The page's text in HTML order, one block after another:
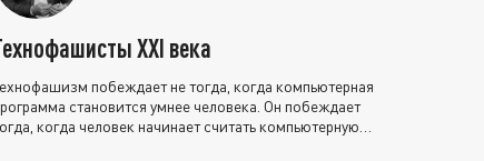
XXI века
побеждает не тогда, когда компьютерная
становится умнее человека. Он побеждает
когда человек начинает считать компьютерную